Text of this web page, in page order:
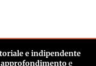
e indipendente
approfondimento e